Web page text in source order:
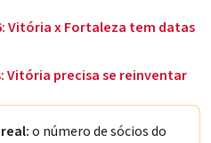
Vitória x Fortaleza tem datas
Vitória precisa se reinventar
o número de sócios do